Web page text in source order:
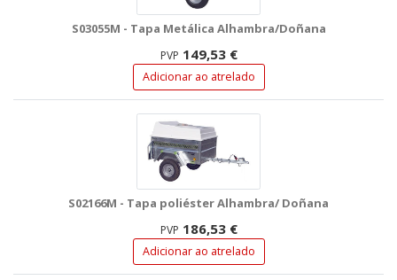
S03055M - Tapa Metálica Alhambra/Doñana
PVP 149,53 €
Adicionar ao atrelado
S02166M - Tapa poliéster Alhambra/ Doñana
PVP 186,53 €
Adicionar ao atrelado